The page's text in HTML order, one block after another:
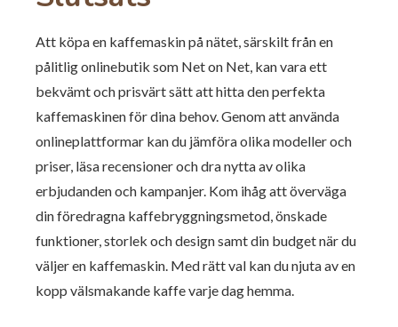
Att köpa en kaffemaskin på nätet, särskilt från en
pålitlig onlinebutik som Net on Net, kan vara ett
bekvämt och prisvärt sätt att hitta den perfekta
kaffemaskinen för dina behov. Genom att använda
onlineplattformar kan du jämföra olika modeller och
priser, läsa recensioner och dra nytta av olika
erbjudanden och kampanjer. Kom ihåg att överväga
din föredragna kaffebryggningsmetod, önskade
funktioner, storlek och design samt din budget när du
väljer en kaffemaskin. Med rätt val kan du njuta av en
kopp välsmakande kaffe varje dag hemma.